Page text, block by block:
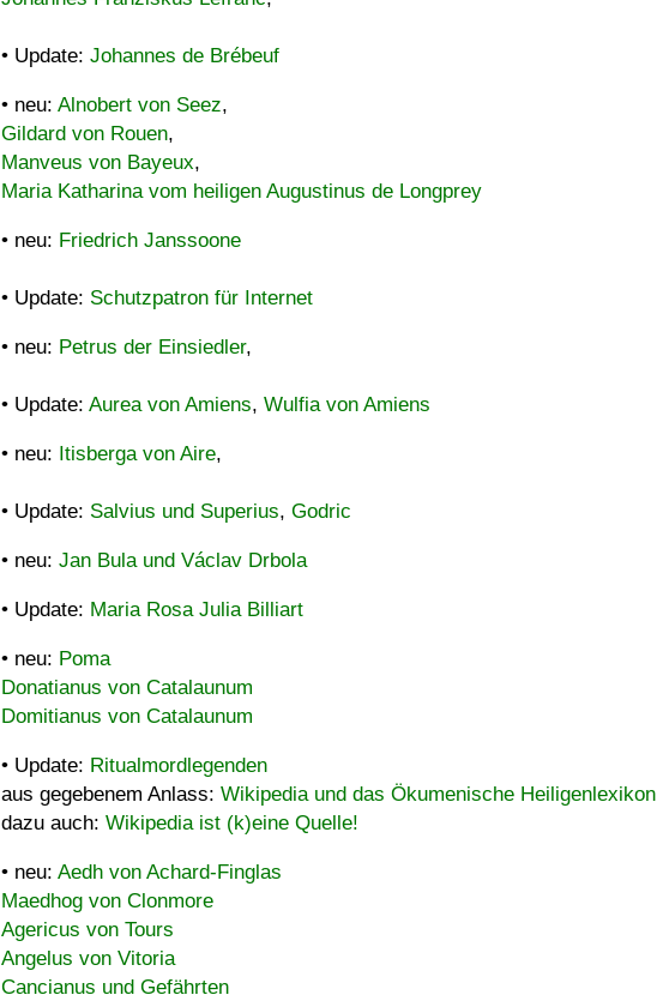
• Update: Johannes de Brébeuf
• neu: Alnobert von Seez,
Gildard von Rouen,
Manveus von Bayeux,
Maria Katharina vom heiligen Augustinus de Longprey
• neu: Friedrich Janssoone
• Update: Schutzpatron für Internet
• neu: Petrus der Einsiedler,
• Update: Aurea von Amiens, Wulfia von Amiens
• neu: Itisberga von Aire,
• Update: Salvius und Superius, Godric
• neu: Jan Bula und Václav Drbola
• Update: Maria Rosa Julia Billiart
• neu: Poma
Donatianus von Catalaunum
Domitianus von Catalaunum
• Update: Ritualmordlegenden
aus gegebenem Anlass: Wikipedia und das Ökumenische Heiligenlexikon
dazu auch: Wikipedia ist (k)eine Quelle!
• neu: Aedh von Achard-Finglas
Maedhog von Clonmore
Agericus von Tours
Angelus von Vitoria
Cancianus und Gefährten